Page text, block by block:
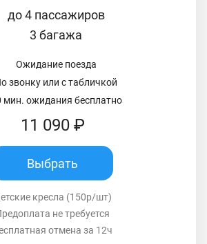
до 4 пассажиров
3 багажа
Ожидание поезда
звонку или с табличкой
мин. ожидания бесплатно
11 090 ₽
Выбрать
кресла (150р/шт)
не требуется
отмена за 12ч